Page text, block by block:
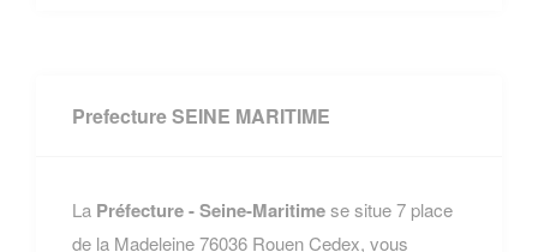
Prefecture SEINE MARITIME
La Préfecture - Seine-Maritimese situe 7 place
de la Madeleine 76036 Rouen Cedex, vous